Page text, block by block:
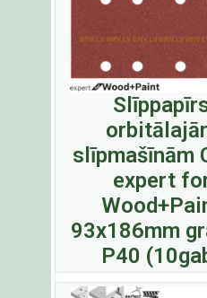
slīpmašīnām
expert
93x186mm
P40